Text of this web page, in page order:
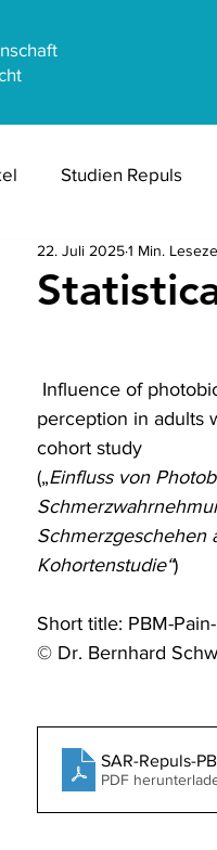
Studien Repuls
Wunden
22. Juli 20251 Min.
perception in adults
cohort study
(„Einfluss von
Schmerzgeschehen
Kohortenstudie“)
Short title: PBM-
© Dr. Bernhard
SAR-Repuls-
PDF